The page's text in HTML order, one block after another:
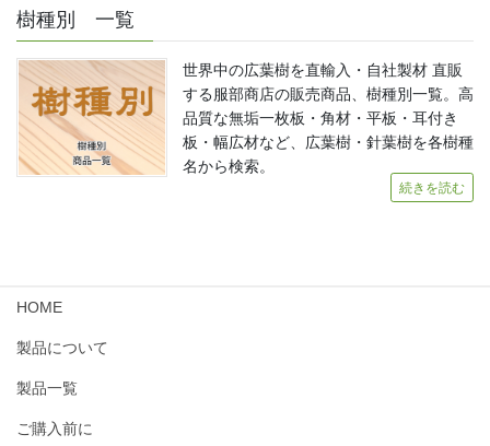
樹種別 一覧
世界中の広葉樹を直輸入・自社製材 直販
する服部商店の販売商品、樹種別一覧。高
品質な無垢一枚板・角材・平板・耳付き
板・幅広材など、広葉樹・針葉樹を各樹種
名から検索。
続きを読む
HOME
製品について
製品一覧
ご購入前に